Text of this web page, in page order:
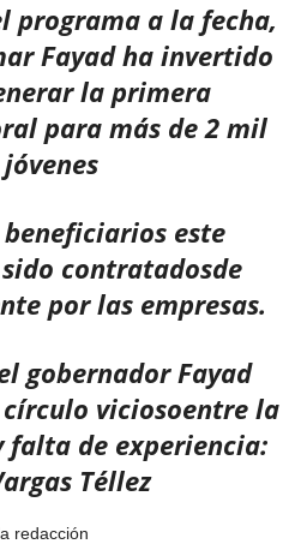
programa a la fecha,
Fayad ha invertido
la primera
para más de 2 mil
beneficiarios este
contratadosde
por las empresas.
gobernador Fayad
viciosoentre la
falta de experiencia:
Téllez
redacción